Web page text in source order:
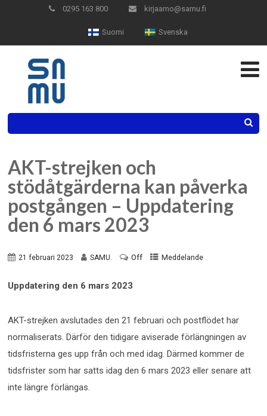
0295 163 800 kirjaamo@samu.fi
Suomi Svenska
AKT-strejken och
stödåtgärderna kan påverka
postgången – Uppdatering
den 6 mars 2023
21 februari 2023 SAMU. Off Meddelande
Uppdatering den 6 mars 2023
AKT-strejken avslutades den 21 februari och postflödet har
normaliserats. Därför den tidigare aviserade förlängningen av
tidsfristerna ges upp från och med idag. Därmed kommer de
tidsfrister som har satts idag den 6 mars 2023 eller senare att
inte längre förlängas.